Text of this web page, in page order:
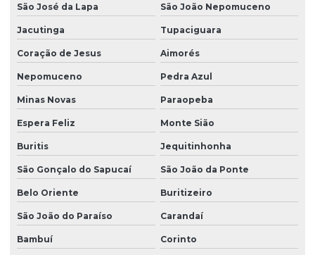
São José da Lapa São João Nepomuceno
Jacutinga Tupaciguara
Coração de Jesus Aimorés
Nepomuceno Pedra Azul
Minas Novas Paraopeba
Espera Feliz Monte Sião
Buritis Jequitinhonha
São Gonçalo do Sapucaí São João da Ponte
Belo Oriente Buritizeiro
São João do Paraíso Carandaí
Bambuí Corinto